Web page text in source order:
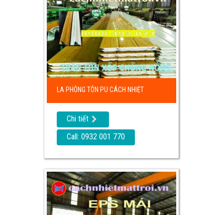
LA PHÔNG TÔN PU CÁCH NHIỆT
Chi tiết
Call: 0932 001 770